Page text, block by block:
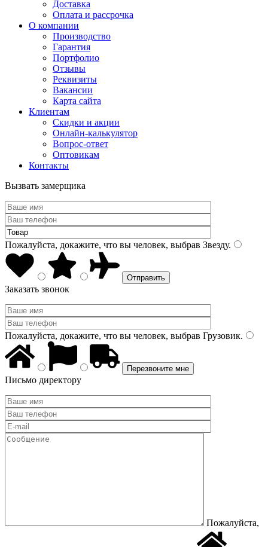
Доставка
Оплата и рассрочка
О компании
Производство
Гарантия
Портфолио
Отзывы
Реквизиты
Вакансии
Карта сайта
Клиентам
Скидки и акции
Онлайн-калькулятор
Вопрос-ответ
Оптовикам
Контакты
Вызвать замерщика
Пожалуйста, докажите, что вы человек, выбрав Звезду.
Заказать звонок
Пожалуйста, докажите, что вы человек, выбрав Грузовик.
Письмо директору
Пожалуйста,